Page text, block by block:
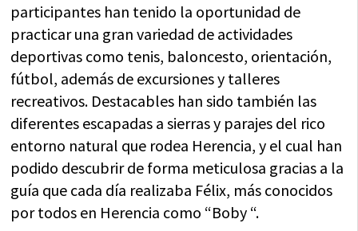
participantes han tenido la oportunidad de
practicar una gran variedad de actividades
deportivas como tenis, baloncesto, orientación,
fútbol, además de excursiones y talleres
recreativos. Destacables han sido también las
diferentes escapadas a sierras y parajes del rico
entorno natural que rodea Herencia, y el cual han
podido descubrir de forma meticulosa gracias a la
guía que cada día realizaba Félix, más conocidos
por todos en Herencia como “Boby “.